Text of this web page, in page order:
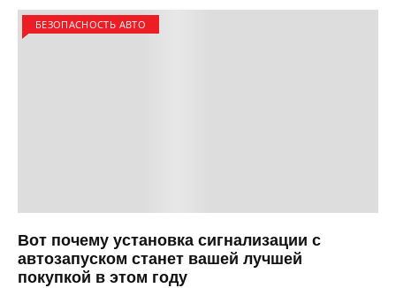
БЕЗОПАСНОСТЬ АВТО
Вот почему установка сигнализации с
автозапуском станет вашей лучшей
покупкой в этом году